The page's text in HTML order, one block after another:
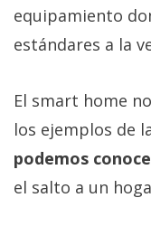
equipamiento
estándares a la
El smart home
los ejemplos de
podemos
el salto a un